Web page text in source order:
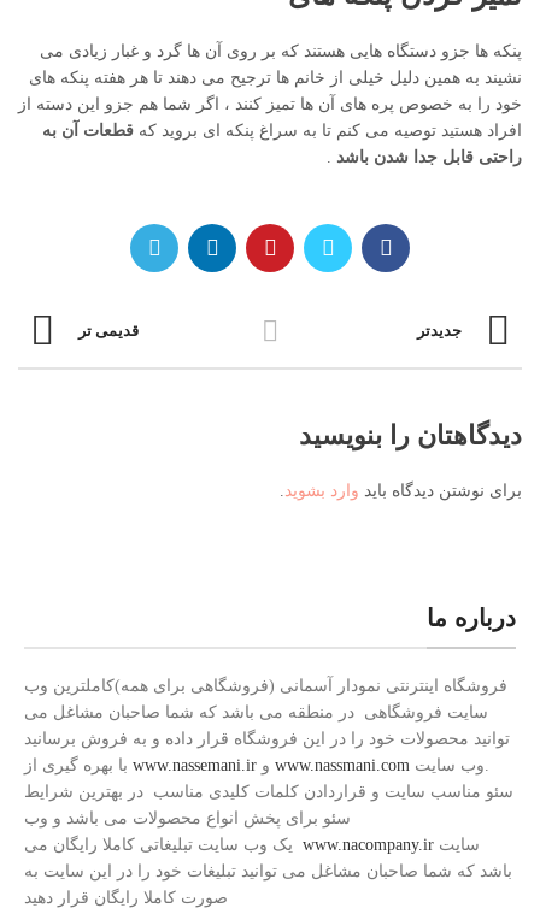
پنکه ها جزو دستگاه هایی هستند که بر روی آن ها گرد و غبار زیادی می
نشیند به همین دلیل خیلی از خانم ها ترجیح می دهند تا هر هفته پنکه های
خود را به خصوص پره های آن ها تمیز کنند ، اگر شما هم جزو این دسته از
افراد هستید توصیه می کنم تا به سراغ پنکه ای بروید که قطعات آن به
راحتی قابل جدا شدن باشد
جدیدتر قدیمی تر
دیدگاهتان را بنویسید
برای نوشتن دیدگاه باید وارد بشوید
درباره ما
فروشگاه اینترنتی نمودار آسمانی (فروشگاهی برای همه)کاملترین وب
سایت فروشگاهی در منطقه می باشد که شما صاحبان مشاغل می
توانید محصولات خود را در این فروشگاه قرار داده و به فروش برسانید
.وب سایت www.nassmani.com و www.nassemani.ir با بهره گیری از
سئو مناسب سایت و قراردادن کلمات کلیدی مناسب در بهترین شرایط
سئو برای پخش انواع محصولات می باشد و وب
سایت www.nacompany.ir یک وب سایت تبلیغاتی کاملا رایگان می
باشد که شما صاحبان مشاغل می توانید تبلیغات خود را در این سایت به
صورت کاملا رایگان قرار دهید